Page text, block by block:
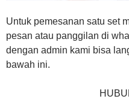
Untuk pemesanan satu set
pesan atau panggilan di
dengan admin kami bisa
bawah ini.